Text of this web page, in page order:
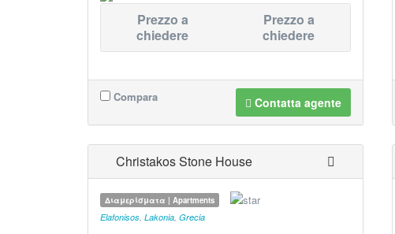
Prezzo a
chiedere
Prezzo a
chiedere
Contatta agente
Compara
Christakos Stone House
Διαμερίσματα | Apartments
Elafonisos, Lakonia, Grecia